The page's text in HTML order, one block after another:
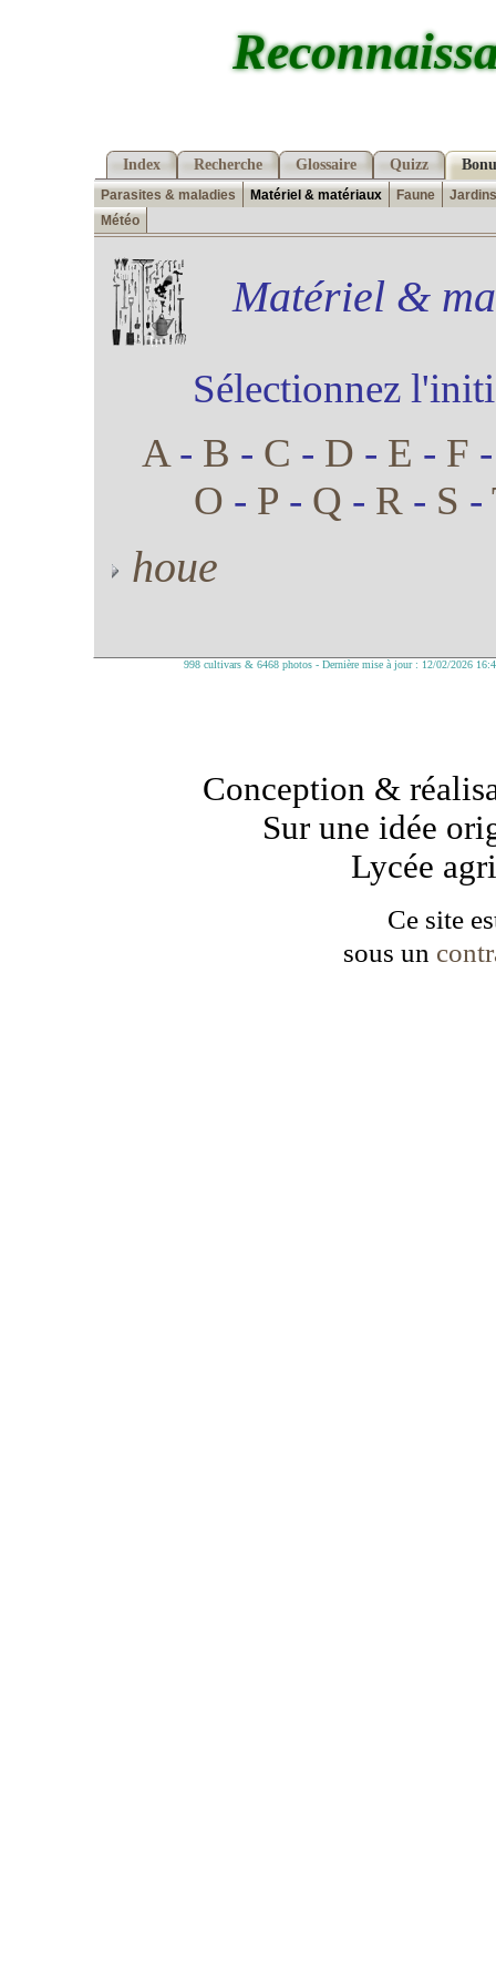
Index Recherche Glossaire Quizz
Parasites & maladies Matériel & matériaux Faune
Jardins
Météo
Matériel &
Sélectionnez
A- B - C - D - E - F
O - P - Q - R - S -
houe
998 cultivars & 6468 photos - Dernière mise à jour : 12/02/2026
Conception &
Sur une idée
Lycée
Ce site
sous un